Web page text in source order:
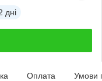
дні
Оплата Умови